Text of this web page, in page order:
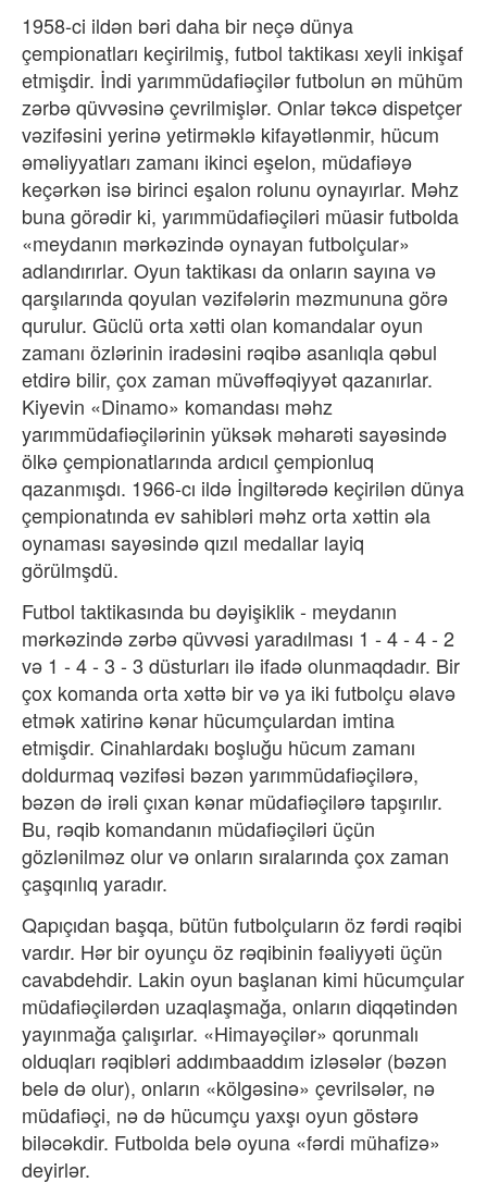
1958-ci ildən bəri daha bir neçə dünya
çempionatları keçirilmiş, futbol taktikası xeyli inkişaf
etmişdir. İndi yarımmüdafiəçilər futbolun ən mühüm
zərbə qüvvəsinə çevrilmişlər. Onlar təkcə dispetçer
vəzifəsini yerinə yetirməklə kifayətlənmir, hücum
əməliyyatları zamanı ikinci eşelon, müdafiəyə
keçərkən isə birinci eşalon rolunu oynayırlar. Məhz
buna görədir ki, yarımmüdafiəçiləri müasir futbolda
«meydanın mərkəzində oynayan futbolçular»
adlandırırlar. Oyun taktikası da onların sayına və
qarşılarında qoyulan vəzifələrin məzmununa görə
qurulur. Güclü orta xətti olan komandalar oyun
zamanı özlərinin iradəsini rəqibə asanlıqla qəbul
etdirə bilir, çox zaman müvəffəqiyyət qazanırlar.
Kiyevin «Dinamo» komandası məhz
yarımmüdafiəçilərinin yüksək məharəti sayəsində
ölkə çempionatlarında ardıcıl çempionluq
qazanmışdı. 1966-cı ildə İngiltərədə keçirilən dünya
çempionatında ev sahibləri məhz orta xəttin əla
oynaması sayəsində qızıl medallar layiq
görülmşdü.
Futbol taktikasında bu dəyişiklik - meydanın
mərkəzində zərbə qüvvəsi yaradılması 1 - 4 - 4 - 2
və 1 - 4 - 3 - 3 düsturları ilə ifadə olunmaqdadır. Bir
çox komanda orta xəttə bir və ya iki futbolçu əlavə
etmək xatirinə kənar hücumçulardan imtina
etmişdir. Cinahlardakı boşluğu hücum zamanı
doldurmaq vəzifəsi bəzən yarımmüdafiəçilərə,
bəzən də irəli çıxan kənar müdafiəçilərə tapşırılır.
Bu, rəqib komandanın müdafiəçiləri üçün
gözlənilməz olur və onların sıralarında çox zaman
çaşqınlıq yaradır.
Qapıçıdan başqa, bütün futbolçuların öz fərdi rəqibi
vardır. Hər bir oyunçu öz rəqibinin fəaliyyəti üçün
cavabdehdir. Lakin oyun başlanan kimi hücumçular
müdafiəçilərdən uzaqlaşmağa, onların diqqətindən
yayınmağa çalışırlar. «Himayəçilər» qorunmalı
olduqları rəqibləri addımbaaddım izləsələr (bəzən
belə də olur), onların «kölgəsinə» çevrilsələr, nə
müdafiəçi, nə də hücumçu yaxşı oyun göstərə
biləcəkdir. Futbolda belə oyuna «fərdi mühafizə»
deyirlər.